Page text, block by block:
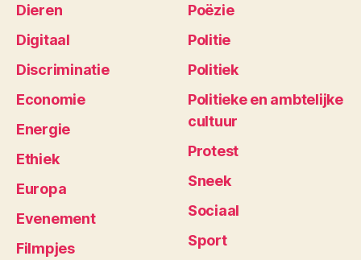
Dieren
Digitaal
Discriminatie
Economie
Energie
Ethiek
Europa
Evenement
Filmpjes
Poëzie
Politie
Politiek
Politieke en ambtelijke
cultuur
Protest
Sneek
Sociaal
Sport